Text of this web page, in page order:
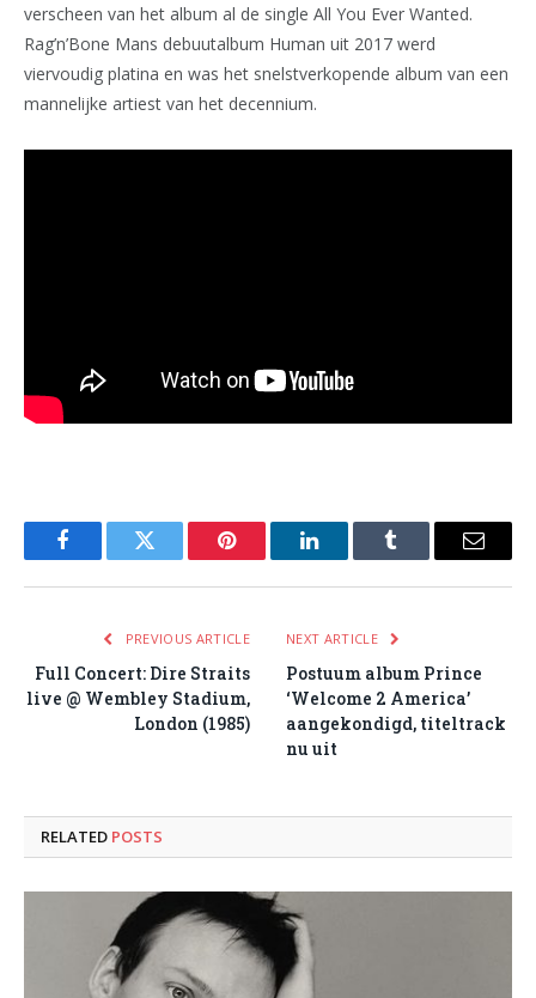
verscheen van het album al de single All You Ever Wanted.
Rag’n’Bone Mans debuutalbum Human uit 2017 werd
viervoudig platina en was het snelstverkopende album van een
mannelijke artiest van het decennium.
FacebookTwitter Pinterest LinkedInTumblr Email
PREVIOUS ARTICLE
Full Concert: Dire Straits
live @ Wembley Stadium,
London (1985)
NEXT ARTICLE
Postuum album Prince
‘Welcome 2 America’
aangekondigd, titeltrack
nu uit
RELATED POSTS